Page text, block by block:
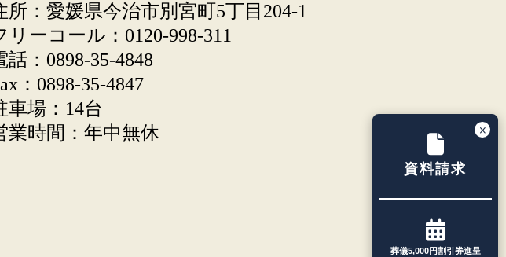
資料請求
葬儀5,000円割引券進呈
所：愛媛県今治市別宮町5丁目204-1
リーコール：0120-998-311
話：0898-35-4848
：0898-35-4847
車場：14台
業時間：年中無休